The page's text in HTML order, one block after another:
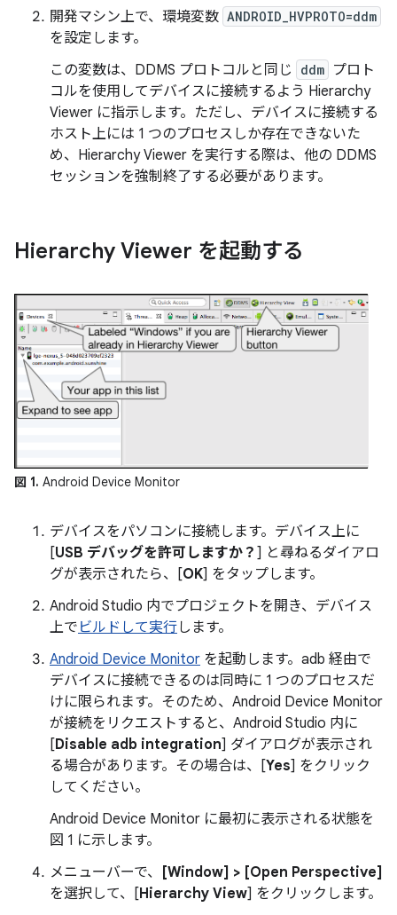
開発マシン上で、環境変数 ANDROID_HVPROTO=ddm
を設定します。
この変数は、DDMS プロトコルと同じ
ddm プロト
コルを使用してデバイスに接続するよう Hierarchy
Viewer に指示します。ただし、デバイスに接続する
ホスト上には 1 つのプロセスしか存在できないた
め、Hierarchy Viewer を実行する際は、他の DDMS
セッションを強制終了する必要があります。
Hierarchy Viewer を起動する
図 1. Android Device Monitor
デバイスをパソコンに接続します。デバイス上に
[USB デバッグを許可しますか？ ] と尋ねるダイアロ
グが表示されたら、[OK] をタップします。
Android Studio 内でプロジェクトを開き、デバイス
上で ビルドして実行します。
Android Device Monitor を起動します。adb 経由で
デバイスに接続できるのは同時に 1 つのプロセスだ
けに限られます。そのため、Android Device Monitor
が接続をリクエストすると、Android Studio 内に
[Disable adb integration] ダイアログが表示され
る場合があります。その場合は、[Yes] をクリック
してください。
Android Device Monitor に最初に表示される状態を
図 1 に示します。
メニューバーで、
[Window] > [Open Perspective]
を選択して、[Hierarchy View] をクリックします。